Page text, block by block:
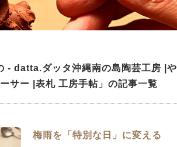
- datta.ダッタ沖縄南の島陶芸工房 |や
サー |表札 工房手帖」の記事一覧
梅雨を「特別な日」に変える